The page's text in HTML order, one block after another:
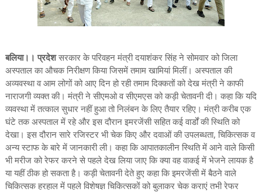
बलिया।। प्रदेशसरकार के परिवहन मंत्री दयाशंकर सिंह ने सोमवार को जिला
अस्पताल का औचक निरीक्षण किया जिसमें तमाम खामियां मिलीं। अस्पताल की
अव्यवस्था व आम लोगों को आए दिन हो रही तमाम दिक्कतों को देख मंत्री ने काफी
नाराजगी व्यक्त की। मंत्री ने सीएमओ व सीएमएस को कड़ी चेतावनी दी। कहा कि यदि
व्यवस्था में तत्काल सुधार नहीं हुआ तो निलंबन के लिए तैयार रहिए। मंत्री करीब एक
घंटे तक अस्पताल में रहे और इस दौरान इमरजेंसी सहित कई वार्डों की स्थिति को
देखा। इस दौरान सारे रजिस्टर भी चेक किए और दवाओं की उपलब्धता, चिकित्सक व
अन्य स्टाफ के बारे में जानकारी ली। कहा कि आपातकालीन स्थिति में आने वाले किसी
भी मरीज को रेफर करने से पहले देख लिया जाए कि क्या वह वाकई में भेजने लायक है
या यहीं ठीक हो सकता है। कड़ी चेतावनी देते हुए कहा कि इमरजेंसी में बैठने वाले
चिकित्सक हरहाल में पहले विशेषज्ञ चिकित्सकों को बुलाकर चेक कराएं तभी रेफर